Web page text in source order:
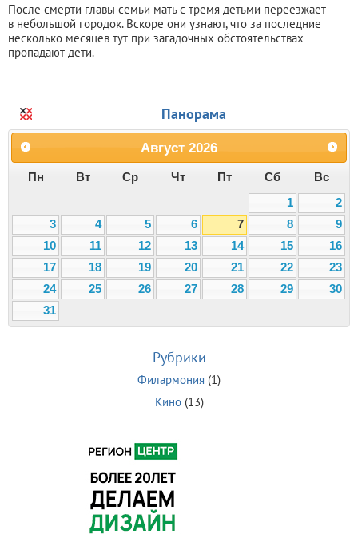
После смерти главы семьи мать с тремя детьми переезжает
в небольшой городок. Вскоре они узнают, что за последние
несколько месяцев тут при загадочных обстоятельствах
пропадают дети.
Панорама
Август 2026
Пн Вт Ср Чт Пт Сб
Вс
1
2
3
4 5 6 7 8
9
10
11 12 13 14 15
16
17
18 19 20 21 22
23
24
25 26 27 28 29
30
31
Рубрики
Филармония (1)
Кино(13)